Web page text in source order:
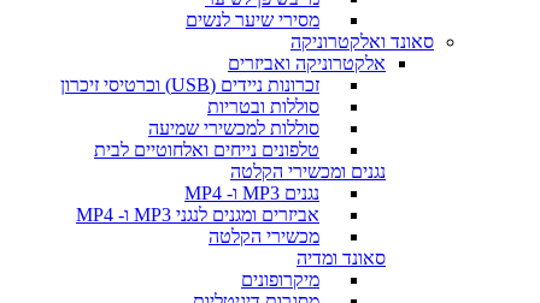
מסירי שיער לנשים
סאונד ואלקטרוניקה
אלקטרוניקה ואביזרים
זכרונות ניידים (USB) וכרטיסי זיכרון
סוללות ובטריות
סוללות למכשירי שמיעה
טלפונים נייחים ואלחוטיים לבית
נגנים ומכשירי הקלטה
נגנים MP3 ו- MP4
אביזרים ומגנים לנגני MP3 ו- MP4
מכשירי הקלטה
סאונד ומדיה
מיקרופונים